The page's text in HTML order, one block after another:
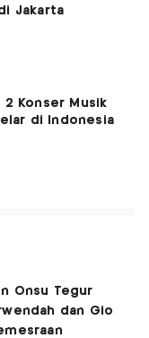
Jakarta
Konser Musik
di Indonesia
Onsu Tegur
dan Gio